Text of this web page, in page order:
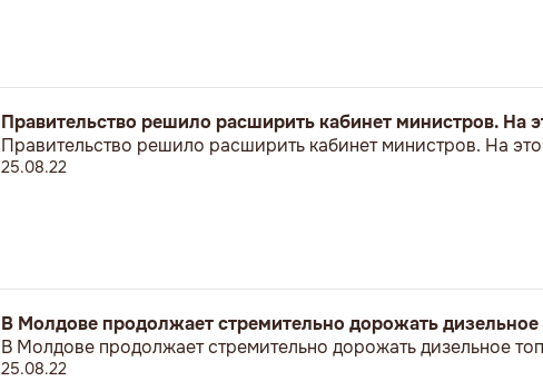
Правительство решило расширить кабинет министров. На
Правительство решило расширить кабинет министров. На
25.08.22
В Молдове продолжает стремительно дорожать дизельное
В Молдове продолжает стремительно дорожать дизельное
25.08.22